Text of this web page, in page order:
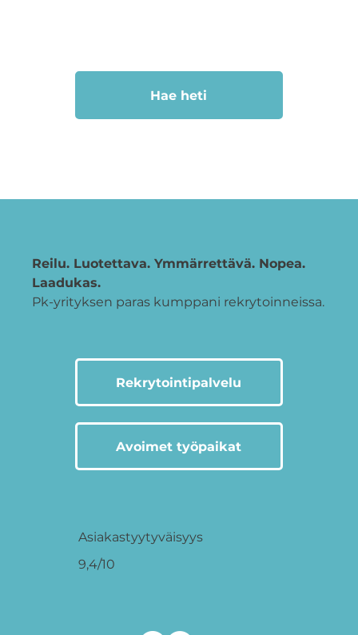
Hae heti
Reilu. Luotettava. Ymmärrettävä. Nopea.
Laadukas.
Pk-yrityksen paras kumppani rekrytoinneissa.
Rekrytointipalvelu
Avoimet työpaikat
Asiakastyytyväisyys
9,4/10